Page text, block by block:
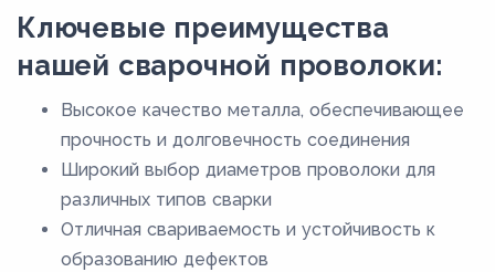
Ключевые преимущества
нашей сварочной проволоки:
Высокое качество металла, обеспечивающее
прочность и долговечность соединения
Широкий выбор диаметров проволоки для
различных типов сварки
Отличная свариваемость и устойчивость к
образованию дефектов